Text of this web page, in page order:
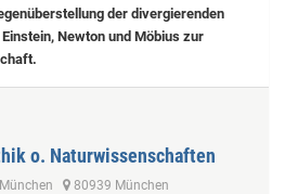
der divergierenden
Newton und Möbius zur
o. Naturwissenschaften
80939 München